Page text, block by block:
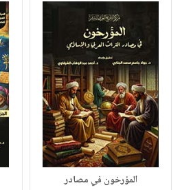
المؤرخون في مصادر